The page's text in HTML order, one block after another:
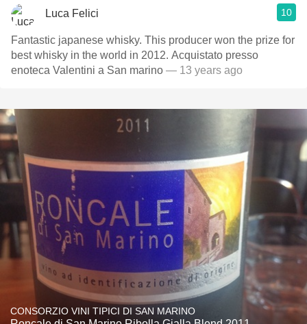
Luca Felici 10
Fantastic japanese whisky. This producer won the prize for
best whisky in the world in 2012. Acquistato presso
enoteca Valentini a San marino — 13 years ago
CONSORZIO VINI TIPICI DI SAN MARINO